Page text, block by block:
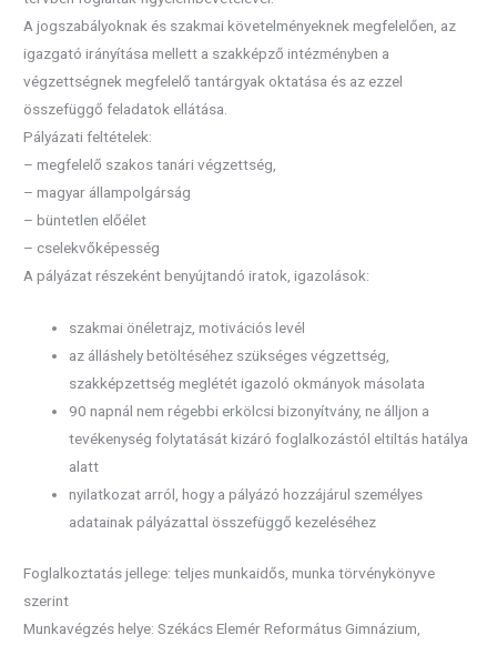
A jogszabályoknak és szakmai követelményeknek megfelelően, az
igazgató irányítása mellett a szakképző intézményben a
végzettségnek megfelelő tantárgyak oktatása és az ezzel
összefüggő feladatok ellátása.
Pályázati feltételek:
– megfelelő szakos tanári végzettség,
– magyar állampolgárság
– büntetlen előélet
– cselekvőképesség
A pályázat részeként benyújtandó iratok, igazolások:
szakmai önéletrajz, motivációs levél
az álláshely betöltéséhez szükséges végzettség,
szakképzettség meglétét igazoló okmányok másolata
90 napnál nem régebbi erkölcsi bizonyítvány, ne álljon a
tevékenység folytatását kizáró foglalkozástól eltiltás hatálya
alatt
nyilatkozat arról, hogy a pályázó hozzájárul személyes
adatainak pályázattal összefüggő kezeléséhez
Foglalkoztatás jellege: teljes munkaidős, munka törvénykönyve
szerint
Munkavégzés helye: Székács Elemér Református Gimnázium,